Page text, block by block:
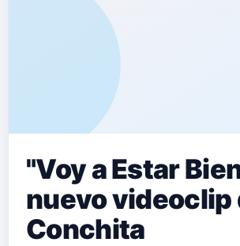
"Voy a Estar
nuevo videoclip
Conchita